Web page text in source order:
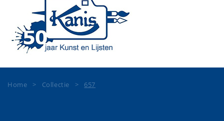
Home > Collectie > 657